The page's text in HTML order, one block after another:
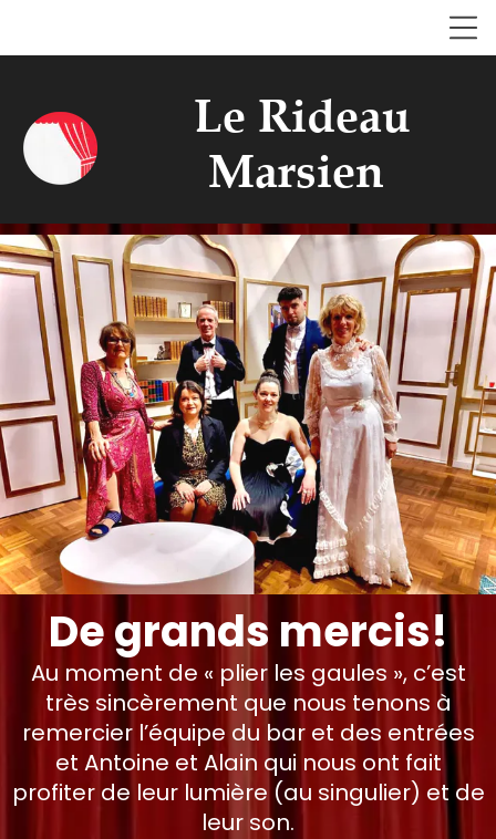
Le Rideau
Marsien
De grands mercis!
Au moment de « plier les gaules », c’est
très sincèrement que nous tenons à
remercier l’équipe du bar et des entrées
et Antoine et Alain qui nous ont fait
profiter de leur lumière (au singulier) et de
leur son.